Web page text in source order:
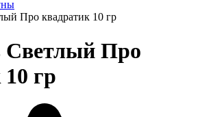
Про квадратик 10 гр
Про
гр